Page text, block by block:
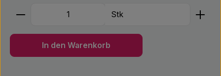
Produkt Anzahl: Gib den gewünschten Wert ein
Stk
In den Warenkorb